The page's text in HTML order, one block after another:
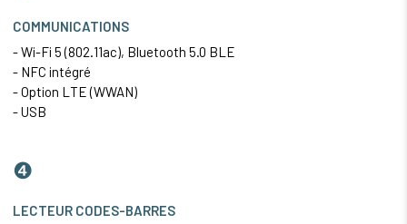
COMMUNICATIONS
- Wi-Fi 5 (802.11ac), Bluetooth 5.0 BLE
- NFC intégré
- Option LTE (WWAN)
- USB
❹
LECTEUR CODES-BARRES